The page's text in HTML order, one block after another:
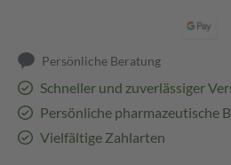
Persönliche Beratung
Schneller und zuverlässiger
Persönliche pharmazeutische
Vielfältige Zahlarten